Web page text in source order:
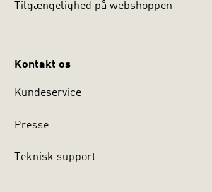
Tilgængelighed på webshoppen
Kontakt os
Kundeservice
Presse
Teknisk support